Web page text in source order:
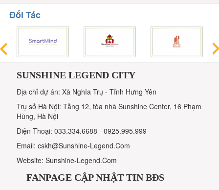
Đối Tác
SUNSHINE LEGEND CITY
Địa chỉ dự án: Xã Nghĩa Trụ - Tỉnh Hưng Yên
Trụ sở Hà Nội: Tầng 12, tòa nhà Sunshine Center, 16 Phạm
Hùng, Hà Nội
Điện Thoại: 033.334.6688 - 0925.995.999
Email: cskh@Sunshine-Legend.Com
Website: Sunshine-Legend.Com
FANPAGE CẬP NHẬT TIN BĐS